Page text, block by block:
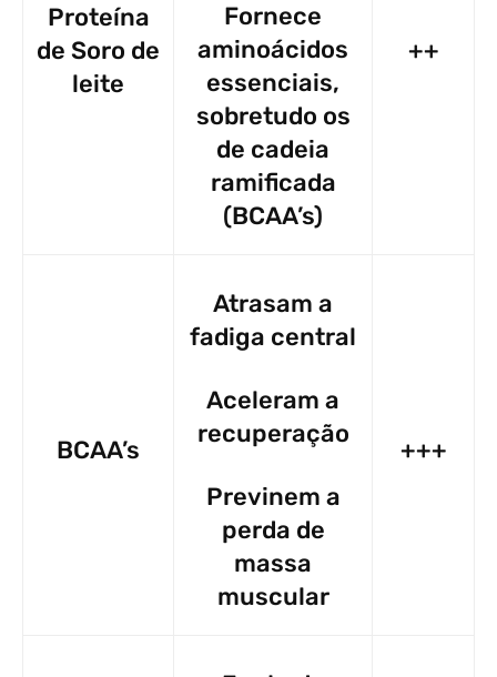
Proteína
de Soro de
leite
Fornece
aminoácidos
essenciais,
sobretudo os
de cadeia
ramificada
(BCAA’s)
++
BCAA’s
Atrasam a
fadiga central
Aceleram a
recuperação
Previnem a
perda de
massa
muscular
+++